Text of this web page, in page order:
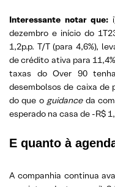
Interessante notar que:
dezembro e início do
1,2p.p. T/T (para 4,6%),
de crédito ativa para
taxas do Over 90
desembolsos de caixa de
do que o guidance da
esperado na casa de -R$
E quanto à
A companhia continua